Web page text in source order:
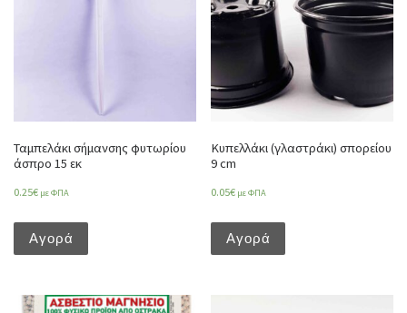
Ταμπελάκι σήμανσης φυτωρίου
άσπρο 15 εκ
0.25€ με ΦΠΑ
Αγορά
Κυπελλάκι (γλαστράκι) σπορείου
9 cm
0.05€ με ΦΠΑ
Αγορά